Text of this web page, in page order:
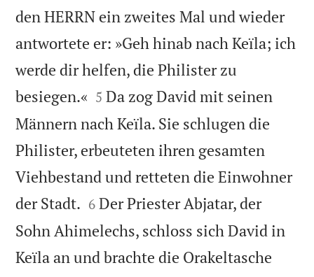
den HERRN ein zweites Mal und wieder
antwortete er: »Geh hinab nach Keïla; ich
werde dir helfen, die Philister zu
besiegen.« 

5 Da zog David mit seinen
Männern nach Keïla. Sie schlugen die
Philister, erbeuteten ihren gesamten
Viehbestand und retteten die Einwohner
der Stadt. 

6 Der Priester Abjatar, der
Sohn Ahimelechs, schloss sich David in
Keïla an und brachte die Orakeltasche